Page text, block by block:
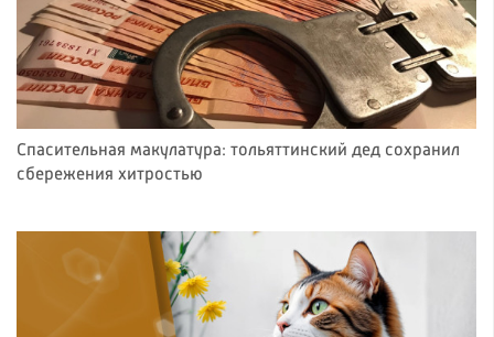
Спасительная макулатура: тольяттинский дед сохранил
сбережения хитростью